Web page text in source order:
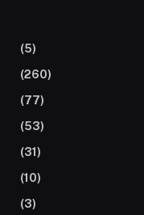
(5)
(260)
(77)
(53)
(31)
(10)
(3)